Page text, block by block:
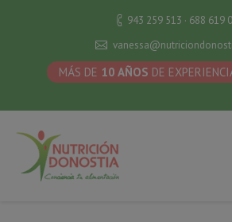
943 259 513 · 688 619
MÁS DE 10 AÑOS DE